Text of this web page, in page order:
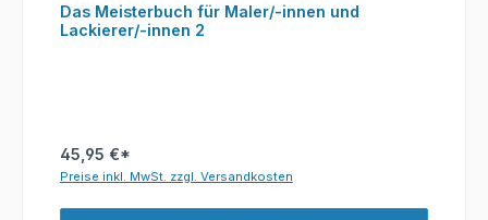
Das Meisterbuch für Maler/-innen und
Lackierer/-innen 2
45,95 €*
Preise inkl. MwSt. zzgl. Versandkosten